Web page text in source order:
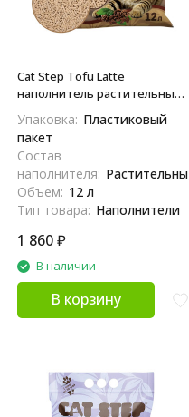
Cat Step Tofu Latte
наполнитель растительный
кошачьего туалета с
ароматом кофе - 12 л
Упаковка: Пластиковый
пакет
Состав
наполнителя: Растительный
Объем: 12 л
Тип товара: Наполнители
1 860₽
В наличии
В корзину